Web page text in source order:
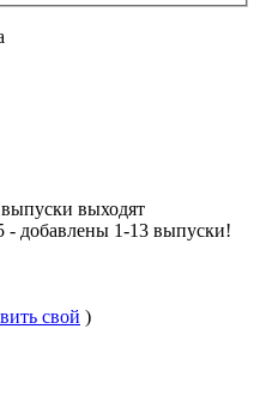
выходят
- добавлены 1-13 выпуски!
свой )